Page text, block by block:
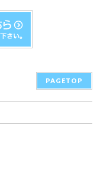
PAGETOP